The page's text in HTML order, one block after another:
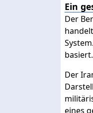
Ein
Der
basiert.
Der
eines